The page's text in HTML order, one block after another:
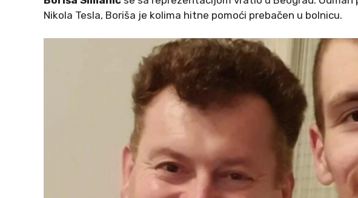
Nikola Tesla, Boriša je kolima hitne pomoći prebačen u bolnicu.